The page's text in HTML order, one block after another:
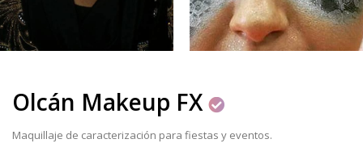
Olcán Makeup FX
Maquillaje de caracterización para fiestas y eventos.